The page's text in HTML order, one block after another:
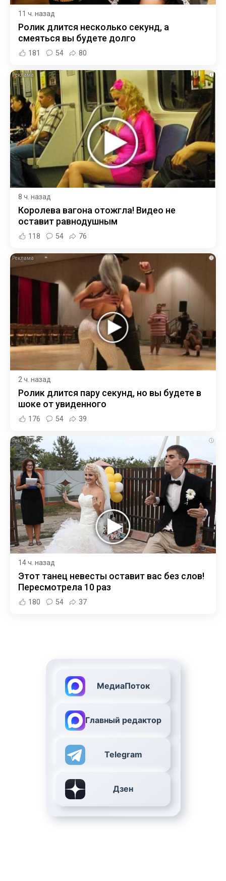
11 ч. назад
Ролик длится несколько секунд, а
смеяться вы будете долго
181 54 80
i
8 ч. назад
Королева вагона отожгла! Видео не
оставит равнодушным
118 54 76
i
2 ч. назад
Ролик длится пару секунд, но вы будете в
шоке от увиденного
176 54 39
i
14 ч. назад
Этот танец невесты оставит вас без слов!
Пересмотрела 10 раз
180 54 37
МедиаПоток
Главный редактор
Telegram
Дзен